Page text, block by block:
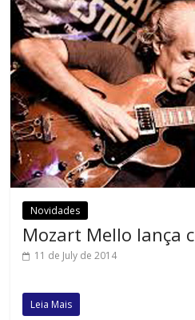
Novidades
Mozart Mello lança
11 de July de 2014
Leia Mais